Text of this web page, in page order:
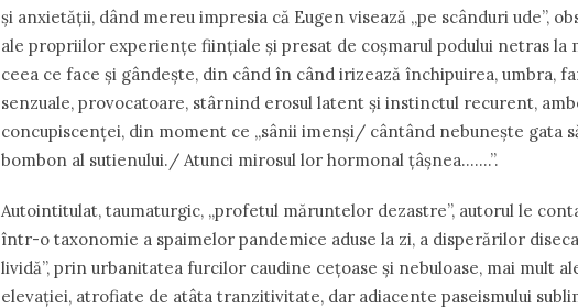
și anxietății, dând mereu impresia că Eugen visează „pe scânduri ude”,
ale propriilor experiențe ființiale și presat de coșmarul podului netras la
ceea ce face și gândește, din când în când irizează închipuirea, umbra,
senzuale, provocatoare, stârnind erosul latent și instinctul recurent,
concupiscenței, din moment ce „sânii imenși/ cântând nebunește gata
bombon al sutienului./ Atunci mirosul lor hormonal țâșnea…….”.
Autointitulat, taumaturgic, „profetul măruntelor dezastre”, autorul le
într-o taxonomie a spaimelor pandemice aduse la zi, a disperărilor
lividă”, prin urbanitatea furcilor caudine cețoase și nebuloase, mai mult
elevației, atrofiate de atâta tranzitivitate, dar adiacente paseismului